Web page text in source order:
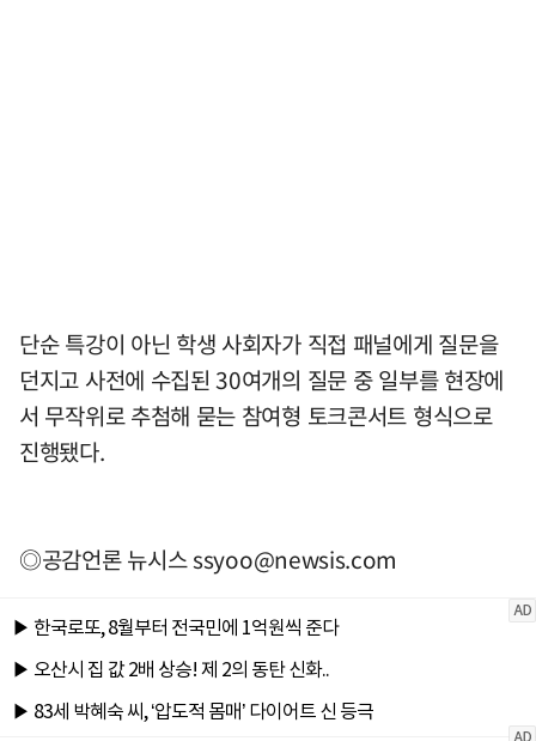
단순 특강이 아닌 학생 사회자가 직접 패널에게 질문을
던지고 사전에 수집된 30여개의 질문 중 일부를 현장에
서 무작위로 추첨해 묻는 참여형 토크콘서트 형식으로
진행됐다.
◎공감언론 뉴시스ssyoo@newsis.com